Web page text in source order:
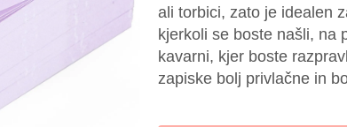
ali torbici, zato je idealen
kjerkoli se boste našli, na
kavarni, kjer boste
zapiske bolj privlačne in